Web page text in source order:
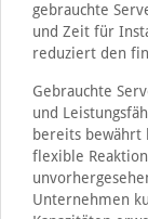
gebrauchte
und Zeit für
reduziert den
Gebrauchte
und
bereits bewährt
flexible
Unternehmen